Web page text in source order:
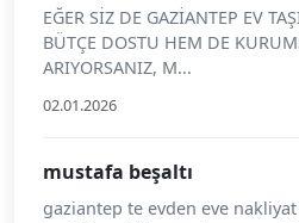
EĞER SİZ DE GAZİANTEP EV
BÜTÇE DOSTU HEM DE
ARIYORSANIZ, M...
02.01.2026
mustafa beşaltı
gaziantep te evden eve